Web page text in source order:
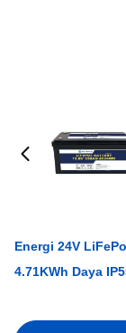
Energi 24V
4.71KWh Daya